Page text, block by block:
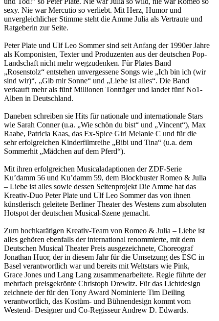
sexy. Nie war Mercutio so verliebt. Mit Herz, Humor und
unvergleichlicher Stimme steht die Amme Julia als Vertraute und
Ratgeberin zur Seite.
Peter Plate und Ulf Leo Sommer sind seit Anfang der 1990er Jahre
als Komponisten, Texter und Produzenten aus der deutschen Pop-
Landschaft nicht mehr wegzudenken. Für Plates Band
„Rosenstolz“ entstehen unvergessene Songs wie „Ich bin ich (wir
sind wir)“, „Gib mir Sonne“ und „Liebe ist alles“. Die Band
verkauft mehr als fünf Millionen Tonträger und landet fünf No1-
Alben in Deutschland.
Daneben schreiben sie Hits für nationale und internationale Stars
wie Sarah Conner (u.a. „Wie schön du bist“ und „Vincent“), Max
Raabe, Patricia Kaas, das Ex-Spice Girl Melanie C und für die
sehr erfolgreichen Kinderfilmreihe „Bibi und Tina“ (u.a. dem
Sommerhit „Mädchen auf dem Pferd“).
Mit ihren erfolgreichen Musicaladaptionen der ZDF-Serie
Ku’damm 56 und Ku’damm 59, dem Blockbuster Romeo & Julia
– Liebe ist alles sowie dessen Seitenprojekt Die Amme hat das
Kreativ-Duo Peter Plate und Ulf Leo Sommer das von ihnen
künstlerisch geleitete Berliner Theater des Westens zum absoluten
Hotspot der deutschen Musical-Szene gemacht.
Zum hochkarätigen Kreativ-Team von Romeo & Julia – Liebe ist
alles gehören ebenfalls der international renommierte, mit dem
Deutschen Musical Theater Preis ausgezeichnete, Choreograf
Jonathan Huor, der in diesem Jahr für die Umsetzung des ESC in
Basel verantwortlich war und bereits mit Weltstars wie Pink,
Grace Jones und Lang Lang zusammenarbeitete. Regie führte der
mehrfach preisgekrönte Christoph Drewitz. Für das Lichtdesign
zeichnete der für den Tony Award Nominierte Tim Deiling
verantwortlich, das Kostüm- und Bühnendesign kommt vom
Westend- Designer und Co-Regisseur Andrew D. Edwards.